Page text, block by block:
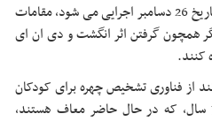
همچنین، براساس این قوانین که از تاریخ 26 دسامبر اجرایی می شود، مقامات
همچون گرفتن اثر انگشت و دی ان ای
کنند.
از فناوری تشخیص چهره برای کودکان
زیر 14 سال و افراد مسن بالای 79 سال، که در حال حاضر معاف هستند،